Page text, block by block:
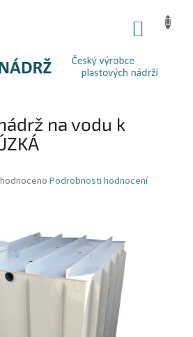
na vodu k
Podrobnosti hodnocení